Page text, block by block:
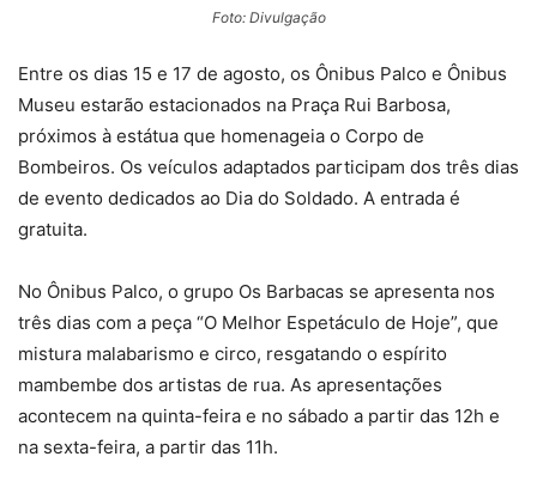
Foto: Divulgação
Entre os dias 15 e 17 de agosto, os Ônibus Palco e Ônibus
Museu estarão estacionados na Praça Rui Barbosa,
próximos à estátua que homenageia o Corpo de
Bombeiros. Os veículos adaptados participam dos três dias
de evento dedicados ao Dia do Soldado. A entrada é
gratuita.
No Ônibus Palco, o grupo Os Barbacas se apresenta nos
três dias com a peça “O Melhor Espetáculo de Hoje”, que
mistura malabarismo e circo, resgatando o espírito
mambembe dos artistas de rua. As apresentações
acontecem na quinta-feira e no sábado a partir das 12h e
na sexta-feira, a partir das 11h.